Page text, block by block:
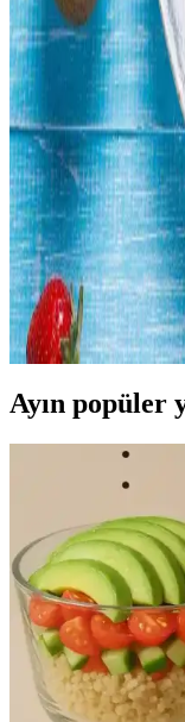
Rotisserie
Tasarrufu
Rotisserie tavuklar,
fiyatlı ve pratik bir
yetiştirilen tavuklar
tercihlerine göre seçim
Meyve
ve Saklama
Meyve tüketimini
yöntemleri, düzenli
ele alınmaktadır. Bu
destekler.
Ayın popüler